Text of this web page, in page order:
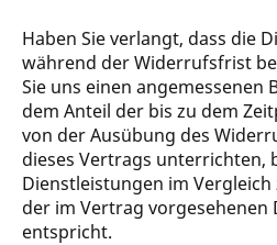
Haben Sie verlangt, dass die
während der Widerrufsfrist
Sie uns einen angemessenen
dem Anteil der bis zu dem
von der Ausübung des
dieses Vertrags unterrichten,
Dienstleistungen im
der im Vertrag vorgesehenen
entspricht.